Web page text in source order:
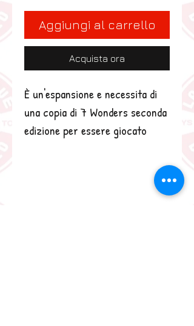
Aggiungi al carrello
Acquista ora
È un'espansione e necessita di
una copia di 7 Wonders seconda
edizione per essere giocato